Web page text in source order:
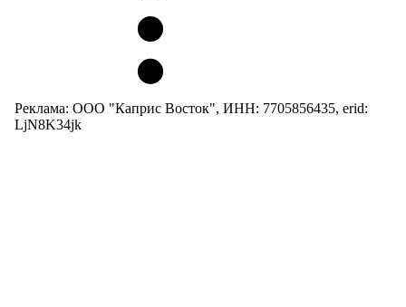
Реклама: ООО "Каприс Восток", ИНН: 7705856435, erid:
LjN8K34jk